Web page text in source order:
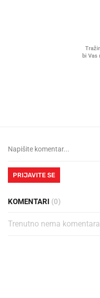
PRIJAVITE SE
KOMENTARI (0)
Trenutno nema komentara.